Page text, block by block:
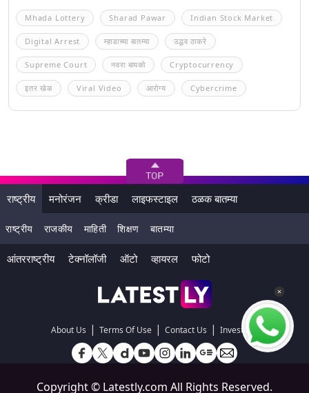
Mhada Lottery Sharad Pawar Indian Stock Market
Digital Arrest म्हाडाच्या बातम्या उद्धव ठाकरे
Supreme Court नवरा बायको Cryptocurrency
इतर खेळ Viral Video आरोग्य Cybercrime
राष्ट्रीय मनोरंजन क्रीडा लाइफस्टाइल ठळक बातम्या
राष्ट्रीय राजकीय माहिती शिक्षण बातम्या
आंतरराष्ट्रीय टेक्नॉलॉजी ऑटो व्हायरल फोटो
About Us | Terms Of Use | Contact Us | Investors
Copyright © Latestly.com All Rights Reserved.